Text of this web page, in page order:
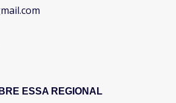
ESSA REGIONAL